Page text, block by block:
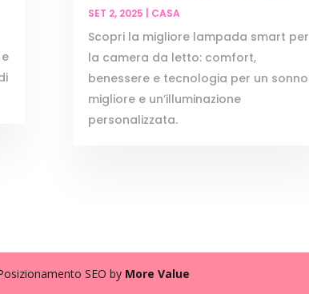
SET 2, 2025 CASA
Scopri la migliore lampada smart per
la camera da letto: comfort,
benessere e tecnologia per un sonno
migliore e un’illuminazione
personalizzata.
SEO by More Value